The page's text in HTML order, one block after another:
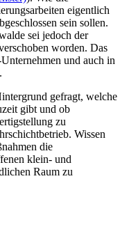
eigentlich
sein sollen.
sei jedoch der
worden. Das
und auch in
gefragt, welche
gibt und ob
zu
Wissen
die
klein- und
Raum zu